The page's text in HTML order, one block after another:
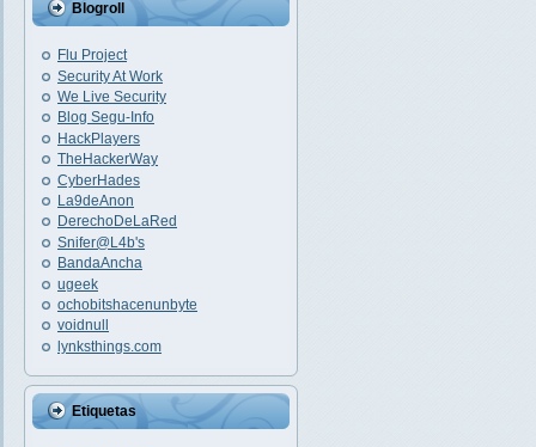
Blogroll
Flu Project
Security At Work
We Live Security
Blog Segu-Info
HackPlayers
TheHackerWay
CyberHades
La9deAnon
DerechoDeLaRed
Snifer@L4b's
BandaAncha
ugeek
ochobitshacenunbyte
voidnull
lynksthings.com
Etiquetas